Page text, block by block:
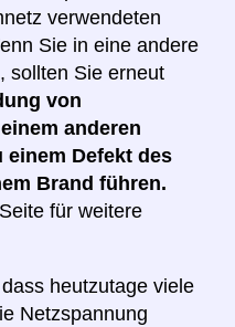
verwendeten
Sie in eine andere
sollten Sie erneut
von
anderen
einem Defekt des
Brand führen.
für weitere
heutzutage viele
Netzspannung